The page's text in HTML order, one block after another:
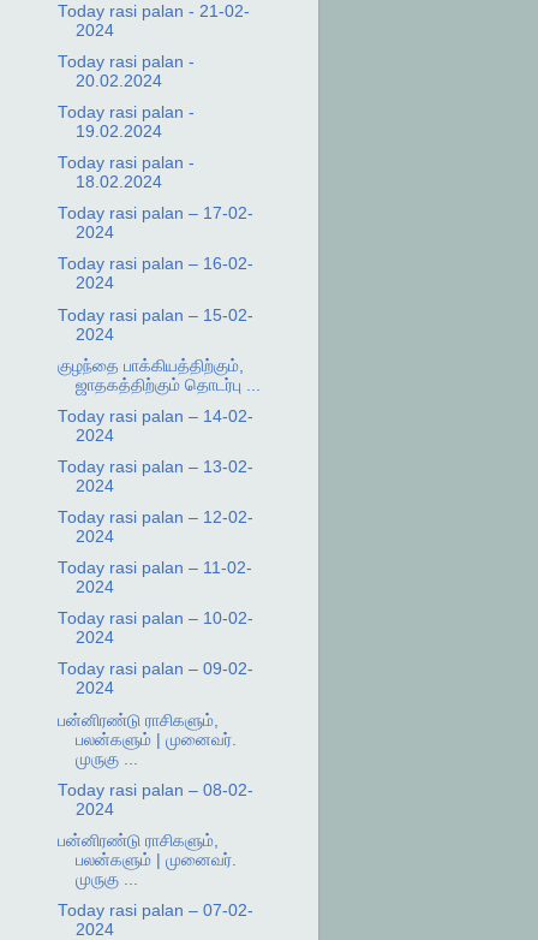
Today rasi palan - 21-02-
2024
Today rasi palan -
20.02.2024
Today rasi palan -
19.02.2024
Today rasi palan -
18.02.2024
Today rasi palan – 17-02-
2024
Today rasi palan – 16-02-
2024
Today rasi palan – 15-02-
2024
குழந்தை பாக்கியத்திற்கும்,
ஜாதகத்திற்கும் தொடர்பு ...
Today rasi palan – 14-02-
2024
Today rasi palan – 13-02-
2024
Today rasi palan – 12-02-
2024
Today rasi palan – 11-02-
2024
Today rasi palan – 10-02-
2024
Today rasi palan – 09-02-
2024
பன்னிரண்டு ராசிகளும்,
பலன்களும் | முனைவர்.
முருகு ...
Today rasi palan – 08-02-
2024
பன்னிரண்டு ராசிகளும்,
பலன்களும் | முனைவர்.
முருகு ...
Today rasi palan – 07-02-
2024